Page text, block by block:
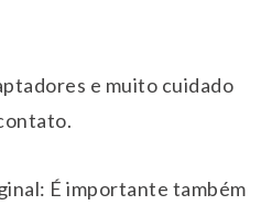
e muito cuidado
É importante também